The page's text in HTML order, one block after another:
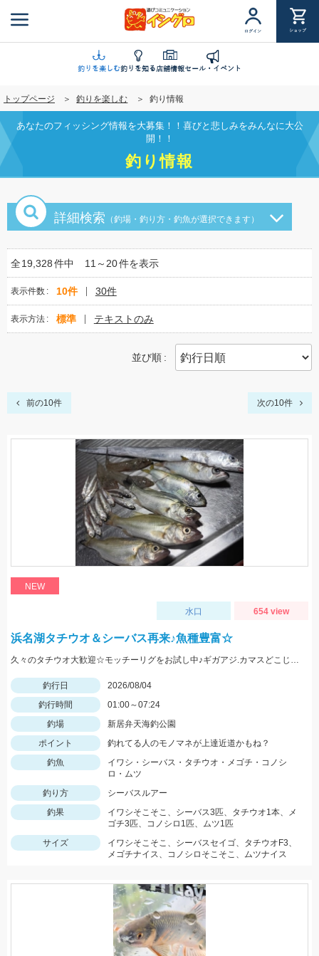
ン
に
移
動
ログイン ショップ
釣りを楽しむ釣りを知る店舗情報セール・イベント
トップページ 釣りを楽しむ 釣り情報
あなたのフィッシング情報を大募集！！喜びと悲しみをみんなに大公
開！！
釣り情報
詳細検索 （釣場・釣り方・釣魚が選択できます）
全19,328件中 11～20件を表示
表示件数 10件 30件
表示方法 標準 テキストのみ
並び順
前の10件 次の10件
NEW
水口 654 view
浜名湖タチウオ＆シーバス再来♪魚種豊富☆
久々のタチウオ大歓迎☆モッチーリグをお試し中♪ギガアジ.カマスどこじゃ？
釣行日
2026/08/04
釣行時間
01:00～07:24
釣場
新居弁天海釣公園
ポイント
釣れてる人のモノマネが上達近道かもね？
釣魚
イワシ・シーバス・タチウオ・メゴチ・コノシ
ロ・ムツ
釣り方
シーバスルアー
釣果
イワシそこそこ、シーバス3匹、タチウオ1本、メ
ゴチ3匹、コノシロ1匹、ムツ1匹
サイズ
イワシそこそこ、シーバスセイゴ、タチウオF3、
メゴチナイス、コノシロそこそこ、ムツナイス